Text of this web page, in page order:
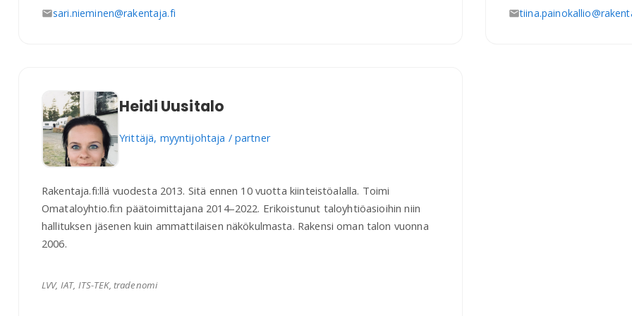
sari.nieminen@rakentaja.fi
Heidi Uusitalo
Yrittäjä, myyntijohtaja / partner
Rakentaja.fi:llä vuodesta 2013. Sitä ennen 10 vuotta kiinteistöalalla. Toimi
Omataloyhtio.fi:n päätoimittajana 2014–2022. Erikoistunut taloyhtiöasioihin niin
hallituksen jäsenen kuin ammattilaisen näkökulmasta. Rakensi oman talon vuonna
2006.
LVV, IAT, ITS-TEK, tradenomi